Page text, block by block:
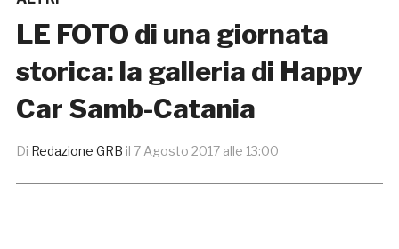
LE FOTO di una giornata
storica: la galleria di Happy
Car Samb-Catania
Di Redazione GRB il 7 Agosto 2017 alle 13:00